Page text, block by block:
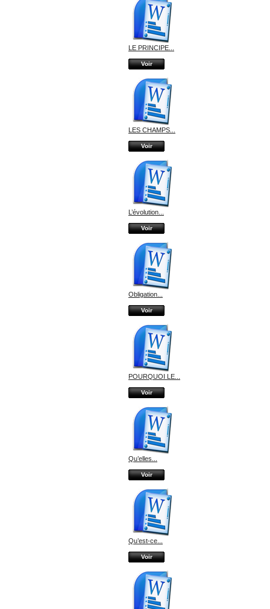
LE PRINCIPE...
Voir
LES CHAMPS...
Voir
L’évolution...
Voir
Obligation...
Voir
POURQUOI LE...
Voir
Qu’elles...
Voir
Qu’est-ce...
Voir